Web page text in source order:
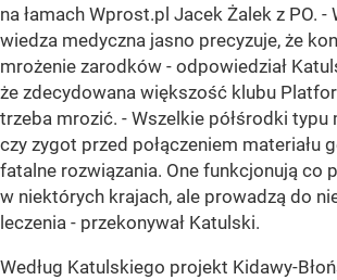
na łamach Wprost.pl Jacek Żalek z PO. -
wiedza medyczna jasno precyzuje, że
mrożenie zarodków - odpowiedział
że zdecydowana większość klubu
trzeba mrozić. - Wszelkie półśrodki typu
czy zygot przed połączeniem materiału
fatalne rozwiązania. One funkcjonują co
w niektórych krajach, ale prowadzą do
leczenia - przekonywał Katulski.
Według Katulskiego projekt Kidawy-